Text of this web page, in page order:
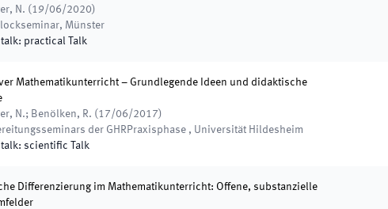
N. ( 19/06/2020)
, Münster
talk: practical Talk
Mathematikunterricht – Grundlegende Ideen und didaktische
N.; Benölken, R. ( 17/06/2017)
der GHRPraxisphase , Universität Hildesheim
talk: scientific Talk
Differenzierung im Mathematikunterricht: Offene, substanzielle